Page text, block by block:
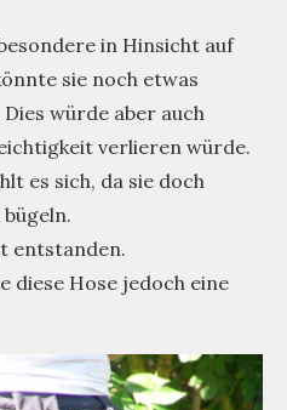
in Hinsicht auf
sie noch etwas
würde aber auch
verlieren würde.
es sich, da sie doch
entstanden.
diese Hose jedoch eine